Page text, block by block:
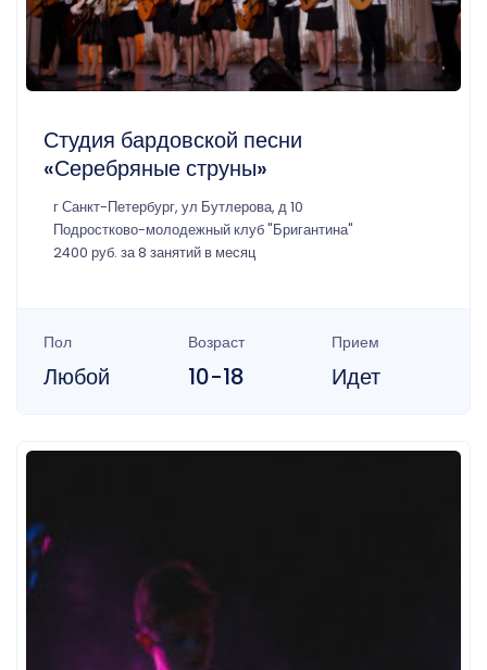
Студия бардовской песни
«Серебряные струны»
г Санкт-Петербург, ул Бутлерова, д 10
Подростково-молодежный клуб "Бригантина"
2400 руб. за 8 занятий в месяц
Пол
Любой
Возраст
10-18
Прием
Идет